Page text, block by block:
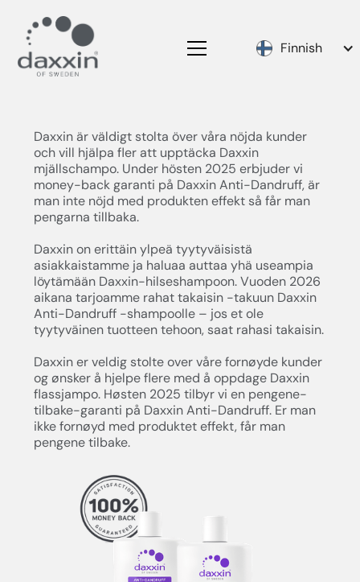
Finnish
Daxxin är väldigt stolta över våra nöjda kunder
och vill hjälpa fler att upptäcka Daxxin
mjällschampo. Under hösten 2025 erbjuder vi
money-back garanti på Daxxin Anti-Dandruff, är
man inte nöjd med produkten effekt så får man
pengarna tillbaka.
Daxxin on erittäin ylpeä tyytyväisistä
asiakkaistamme ja haluaa auttaa yhä useampia
löytämään Daxxin-hilse­shampoon. Vuoden 2026
aikana tarjoamme rahat takaisin -takuun Daxxin
Anti-Dandruff -shampoolle – jos et ole
tyytyväinen tuotteen tehoon, saat rahasi takaisin.
Daxxin er veldig stolte over våre fornøyde kunder
og ønsker å hjelpe flere med å oppdage Daxxin
flassjampo. Høsten 2025 tilbyr vi en pengene-
tilbake-garanti på Daxxin Anti-Dandruff. Er man
ikke fornøyd med produktet effekt, får man
pengene tilbake.